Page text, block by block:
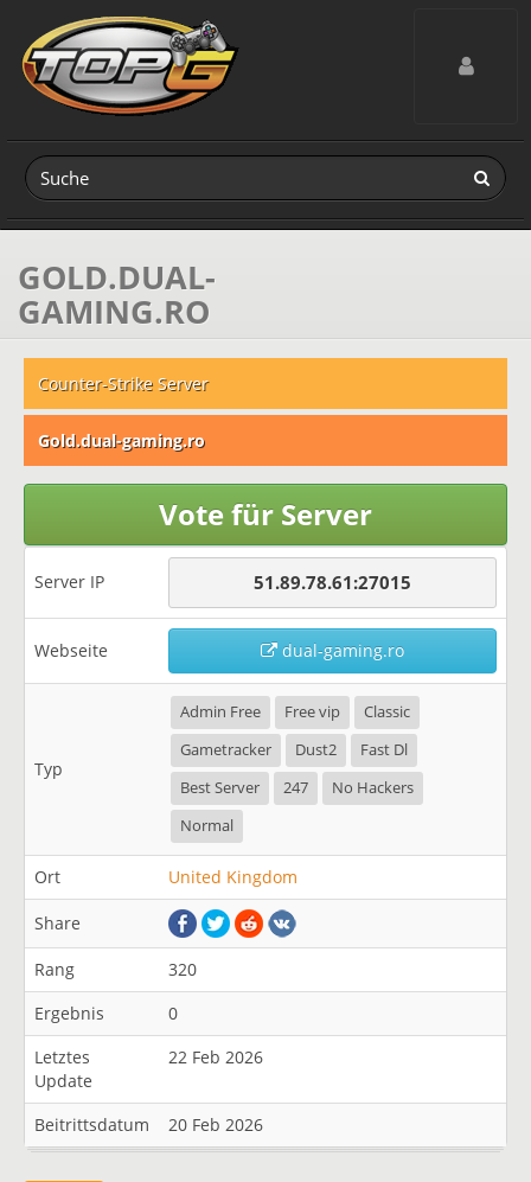
Toggle
GOLD.DUAL-
GAMING.RO
Counter-Strike Server
Gold.dual-gaming.ro
Vote für Server
Server IP 51.89.78.61:27015
Webseite dual-gaming.ro
Typ
Admin Free Free vip
Classic
Gametracker
Dust2
Fast Dl
Best Server
247
No Hackers
Normal
Ort United Kingdom
Share
Rang
320
Ergebnis
0
Letztes
Update
22 Feb 2026
Beitrittsdatum 20 Feb 2026